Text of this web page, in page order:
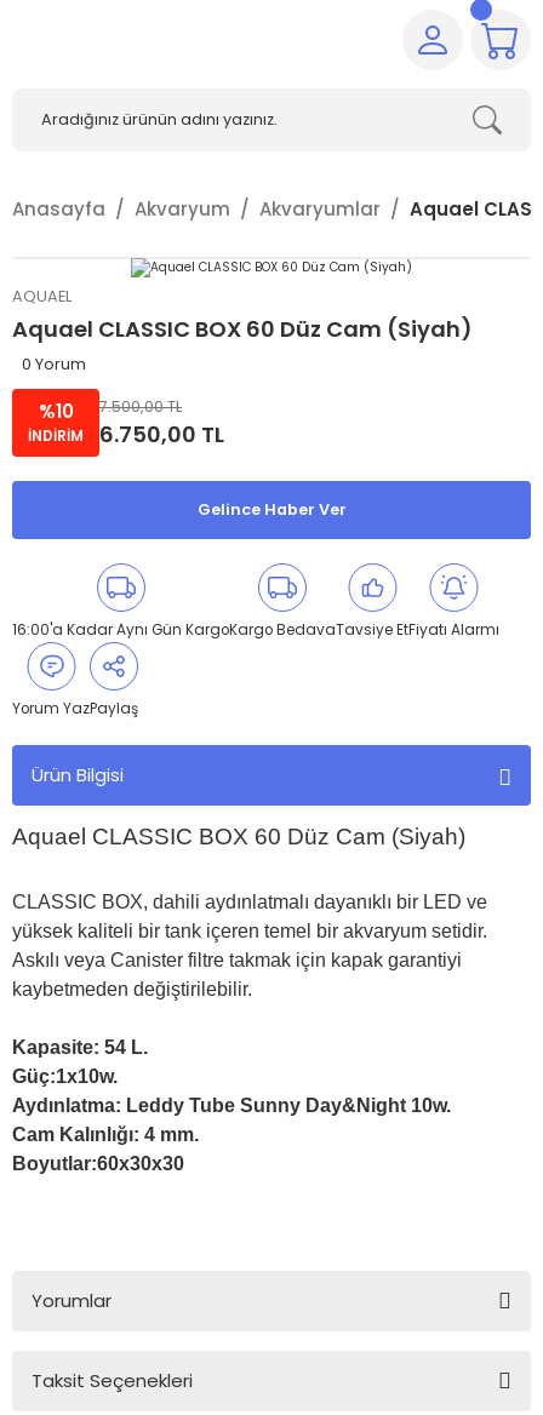
Anasayfa Akvaryum Akvaryumlar Aquael
AQUAEL
Aquael CLASSIC BOX 60 Düz Cam (Siyah)
0 Yorum
%10
İNDİRİM
7.500,00 TL
6.750,00 TL
Gelince Haber Ver
16:00'a Kadar Aynı Gün KargoKargo BedavaTavsiye EtFiyatı Alarmı
Yorum YazPaylaş
Ürün Bilgisi
Aquael CLASSIC BOX 60 Düz Cam (Siyah)
CLASSIC BOX, dahili aydınlatmalı dayanıklı bir LED ve
yüksek kaliteli bir tank içeren temel bir akvaryum setidir.
Askılı veya Canister filtre takmak için kapak garantiyi
kaybetmeden değiştirilebilir.
Kapasite: 54 L.
Güç:1x10w.
Aydınlatma: Leddy Tube Sunny Day&Night 10w.
Cam Kalınlığı: 4 mm.
Boyutlar:60x30x30
Yorumlar
Taksit Seçenekleri